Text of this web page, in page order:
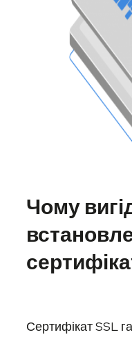
Чому
Сертифікат SSL